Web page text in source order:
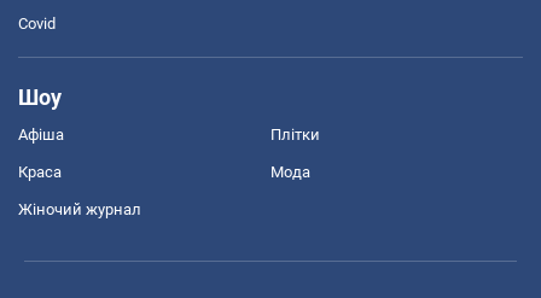
Covid
Шоу
Афіша Плітки
Краса Мода
Жіночий журнал